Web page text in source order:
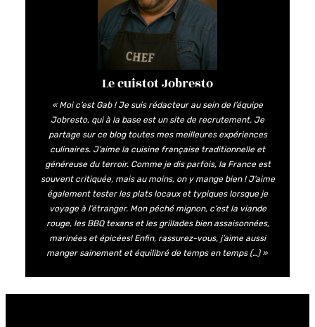
Le cuistot Jobresto
« Moi c’est Gab ! Je suis rédacteur au sein de l’équipe
Jobresto, qui à la base est un site de recrutement. Je
partage sur ce blog toutes mes meilleures expériences
culinaires. J’aime la cuisine française traditionnelle et
généreuse du terroir. Comme je dis parfois, la France est
souvent critiquée, mais au moins, on y mange bien ! J’aime
également tester les plats locaux et typiques lorsque je
voyage à l’étranger. Mon péché mignon, c’est la viande
rouge, les BBQ texans et les grillades bien assaisonnées,
marinées et épicées! Enfin, rassurez-vous, j’aime aussi
manger sainement et équilibré de temps en temps (…) »